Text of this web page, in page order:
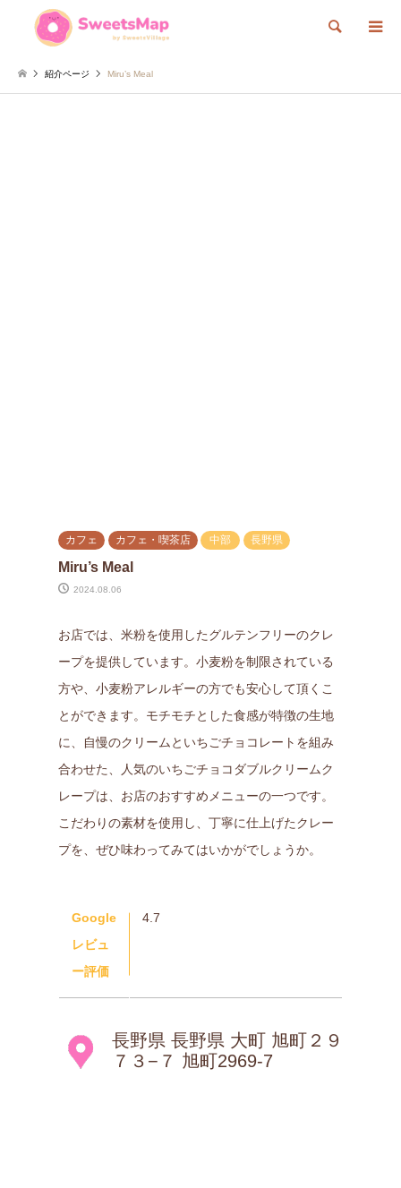
検索
紹介ページ Miru’s Meal
カフェ カフェ・喫茶店 中部 長野県
Miru’s Meal
2024.08.06
お店では、米粉を使用したグルテンフリーのクレ
ープを提供しています。小麦粉を制限されている
方や、小麦粉アレルギーの方でも安心して頂くこ
とができます。モチモチとした食感が特徴の生地
に、自慢のクリームといちごチョコレートを組み
合わせた、人気のいちごチョコダブルクリームク
レープは、お店のおすすめメニューの一つです。
こだわりの素材を使用し、丁寧に仕上げたクレー
プを、ぜひ味わってみてはいかがでしょうか。
Google
レビュ
ー評価
4.7
長野県 長野県 大町 旭町２９
７３−７ 旭町2969-7